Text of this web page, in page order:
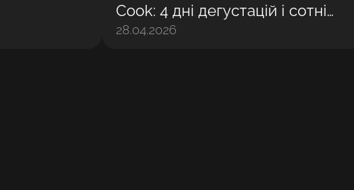
Cook: 4 дні дегустацій і сотні
задоволених гостей
28.04.2026